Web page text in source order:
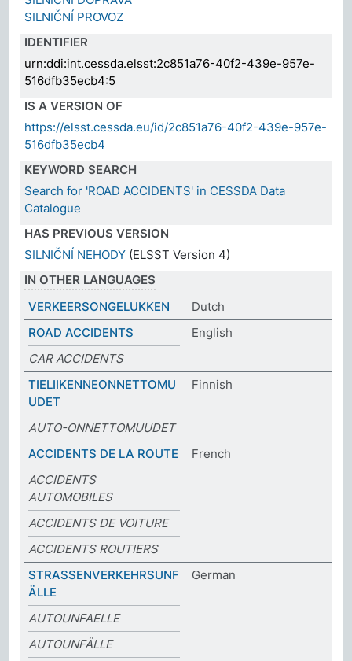
SILNIČNÍ PROVOZ
IDENTIFIER
urn:ddi:int.cessda.elsst:2c851a76-40f2-439e-957e-
516dfb35ecb4:5
IS A VERSION OF
https://elsst.cessda.eu/id/2c851a76-40f2-439e-957e-
516dfb35ecb4
KEYWORD SEARCH
Search for 'ROAD ACCIDENTS' in CESSDA Data
Catalogue
HAS PREVIOUS VERSION
SILNIČNÍ NEHODY (ELSST Version 4)
IN OTHER LANGUAGES
VERKEERSONGELUKKEN
Dutch
ROAD ACCIDENTS
English
CAR ACCIDENTS
TIELIIKENNEONNETTOMU
UDET
Finnish
AUTO-ONNETTOMUUDET
ACCIDENTS DE LA ROUTE
French
ACCIDENTS
AUTOMOBILES
ACCIDENTS DE VOITURE
ACCIDENTS ROUTIERS
STRASSENVERKEHRSUNF
ÄLLE
German
AUTOUNFAELLE
AUTOUNFÄLLE